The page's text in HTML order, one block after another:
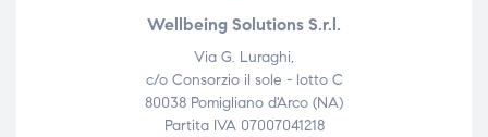
Wellbeing Solutions S.r.l.
Via G. Luraghi,
c/o Consorzio il sole - lotto C
80038 Pomigliano d'Arco (NA)
Partita IVA 07007041218